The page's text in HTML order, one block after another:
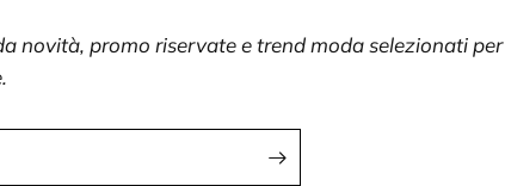
novità, promo riservate e trend moda selezionati per